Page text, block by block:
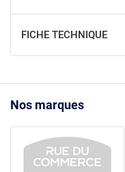
FICHE TECHNIQUE
Nos marques